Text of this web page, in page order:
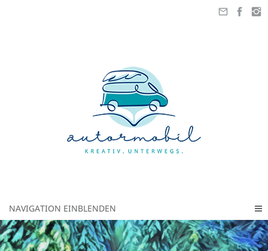
NAVIGATION EINBLENDEN